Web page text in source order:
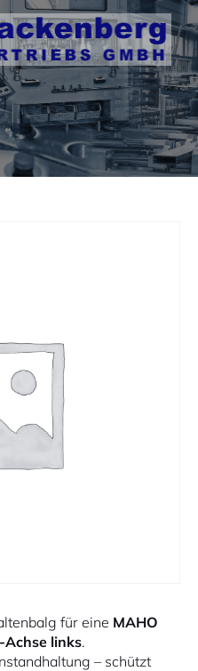
für eine MAHO
Achse links.
– schützt